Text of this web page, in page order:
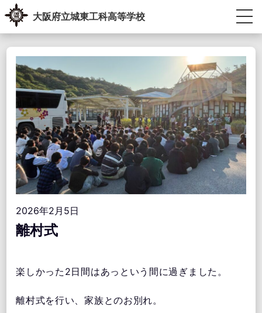
Skip
to
content
大阪府立城東工科高等学校
学校紹介
教育内容
学校生活
進路指導
学校運営協議会・学校教育自己診断・学校経営計画
アクセス情報
お問い合わせ
2026年2月5日
離村式
楽しかった2日間はあっという間に過ぎました。
離村式を行い、家族とのお別れ。